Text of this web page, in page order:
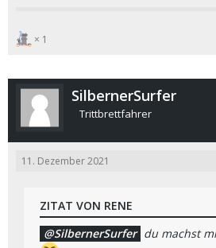
1
SilbernerSurfer
Trittbrettfahrer
11. Dezember 2021
ZITAT VON RENE
SilbernerSurfer du machst